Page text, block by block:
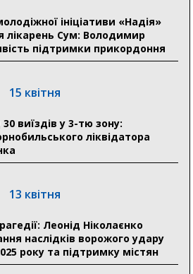
31 липня
паливо: Пенсійний фонд
отримати допомогу на зиму
пояснили, що робити
30 липня
Святого Пантелеймона
ініціативи «Надія»
лікарень Сум: Володимир
підтримки прикордоння
15 квітня
виїздів у 3-тю зону:
ліквідатора
13 квітня
Леонід Ніколаєнко
наслідків ворожого удару
року та підтримку містян